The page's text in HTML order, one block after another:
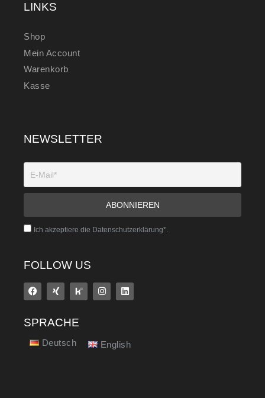
LINKS
Shop
Mein Account
Warenkorb
Kasse
NEWSLETTER
Ich akzeptiere die Datenschutzerklärung*.
FOLLOW US
SPRACHE
Deutsch English